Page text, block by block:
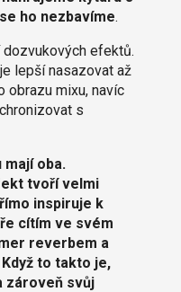
ho nezbavíme.
efektů.
lepší nasazovat až
obrazu mixu, navíc
s
mají oba.
tvoří velmi
inspiruje k
cítím ve svém
reverbem a
to takto je,
zároveň svůj